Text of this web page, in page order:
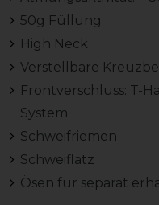
50g Füllung
High Neck
Verstellbare
Frontverschluss: T-
System
Schweifriemen
Schweiflatz
Ösen für separat